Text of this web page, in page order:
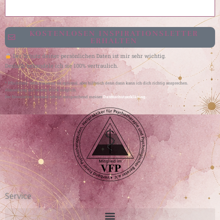
KOSTENLOSEN INSPIRATIONSLETTER
ERHALTEN
Der Schutz deiner persönlichen Daten ist mir sehr wichtig.
Deshalb behandele ich sie 100% vertraulich.
* Pflichtfeld. Dein Vorname ist optional, aber hilfreich denn dann kann ich dich richtig ansprechen.
Abmeldung mit einem Klick möglich.
Der Newsletter-Versand erfolgt entsprechend meiner Datenschutzerklärung.
Service